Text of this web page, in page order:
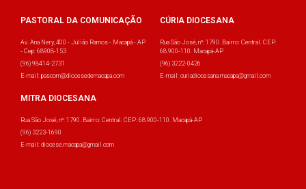
PASTORAL DA COMUNICAÇÃO
Av. Ana Nery, 400 - Julião Ramos - Macapá - AP
- Cep: 68908-153
(96) 98414-2731
E-mail: pascom@diocesedemacapa.com
CÚRIA DIOCESANA
Rua São José, nº: 1790. Bairro: Central. CEP:
68.900-110. Macapá-AP
(96) 3222-0426
E-mail: curiadiocesana.macapa@gmail.com
MITRA DIOCESANA
Rua São José, nº: 1790. Bairro: Central. CEP: 68.900-110. Macapá-AP
(96) 3223-1690
E-mail: diocese.macapa@gmail.com